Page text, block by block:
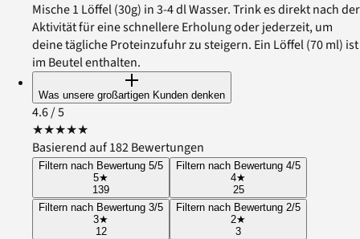
Mische 1 Löffel (30g) in 3-4 dl Wasser. Trink es direkt nach der
Aktivität für eine schnellere Erholung oder jederzeit, um
deine tägliche Proteinzufuhr zu steigern. Ein Löffel (70 ml) ist
im Beutel enthalten.
Was unsere großartigen Kunden denken
4.6/ 5
★★★★★
Basierend auf 182 Bewertungen
Filtern nach Bewertung 5/5
5★
139
Filtern nach Bewertung 4/5
4★
25
Filtern nach Bewertung 3/5
3★
12
Filtern nach Bewertung 2/5
2★
3